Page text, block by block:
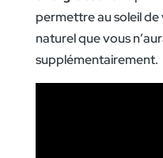
permettre au soleil de
naturel que vous
supplémentairement.